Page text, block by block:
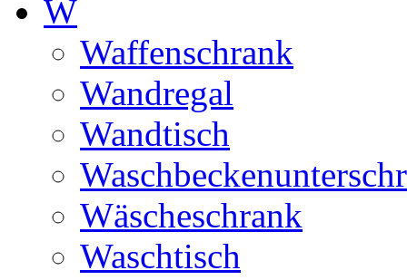
W
Waffenschrank
Wandregal
Wandtisch
Wäscheschrank
Waschtisch